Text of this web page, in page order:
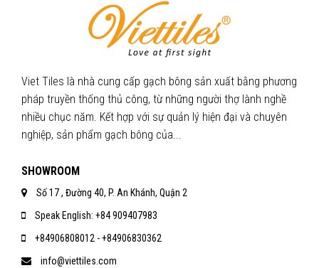
Viet Tiles là nhà cung cấp gạch bông sản xuất bằng phương
pháp truyền thống thủ công, từ những người thợ lành nghề
nhiều chục năm. Kết hợp với sự quản lý hiện đại và chuyên
nghiệp, sản phẩm gạch bông của...
SHOWROOM
Số 17 , Đường 40, P. An Khánh, Quận 2
Speak English: +84 909407983
+84906808012 - +84906830362
info@viettiles.com